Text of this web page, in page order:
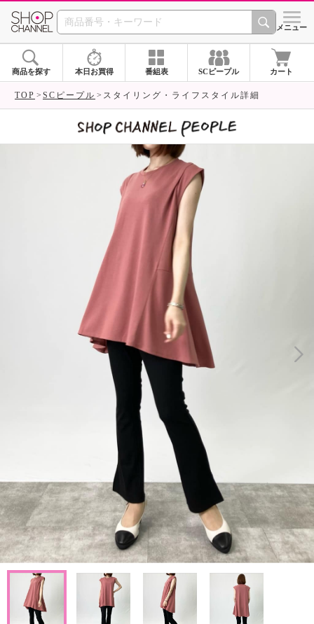
SHOP CHANNEL シメニュー
商品を探す 本日お買得 番組表 SCピープル カート
TOP SCピープル スタイリング・ライフスタイル詳細